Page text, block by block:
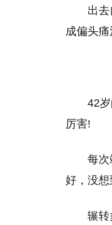
出
成偏头痛
42
厉害!
每次
好，没想
辗转